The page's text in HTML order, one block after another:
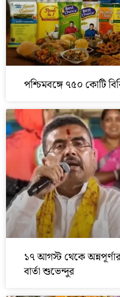
পশ্চিমবঙ্গে ৭৫০ কোটি
১৭ আগস্ট থেকে অন্নপূর্ণার
বার্তা শুভেন্দুর